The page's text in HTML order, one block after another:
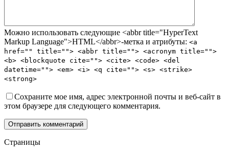
Можно использовать следующие <abbr title="HyperText
Markup Language">HTML</abbr>-метка и атрибуты: <a
href="" title=""> <abbr title=""> <acronym title="">
<b> <blockquote cite=""> <cite> <code> <del
datetime=""> <em> <i> <q cite=""> <s> <strike>
<strong>
Сохраните мое имя, адрес электронной почты и веб-сайт в
этом браузере для следующего комментария.
Отправить комментарий
Страницы